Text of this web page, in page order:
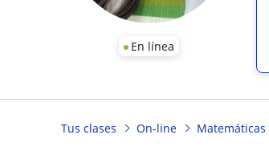
En línea
Tus clases On-line Matemáticas